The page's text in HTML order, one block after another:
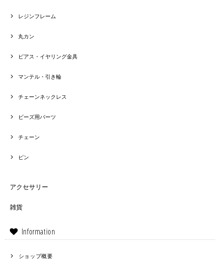
レジンフレーム
丸カン
ピアス・イヤリング金具
マンテル・引き輪
チェーンネックレス
ビーズ用パーツ
チェーン
ピン
アクセサリー
雑貨
Information
ショップ概要